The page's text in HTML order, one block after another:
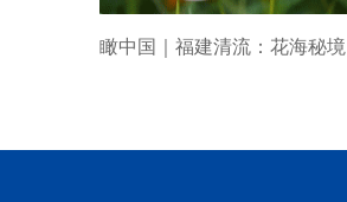
瞰中国｜福建清流：花海秘境